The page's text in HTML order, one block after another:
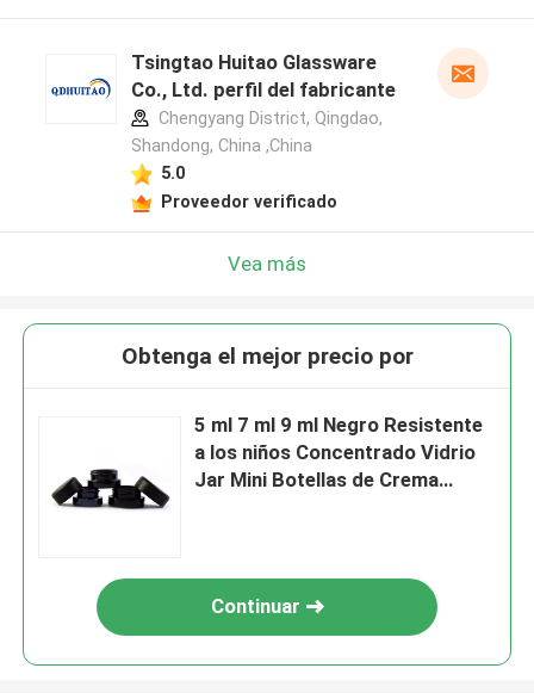
Tsingtao Huitao Glassware
Co., Ltd. perfil del fabricante
Chengyang District, Qingdao,
Shandong, China ,China
5.0
Proveedor verificado
Vea más
Obtenga el mejor precio por
5 ml 7 ml 9 ml Negro Resistente
a los niños Concentrado Vidrio
Jar Mini Botellas de Crema
Continuar